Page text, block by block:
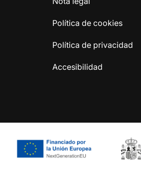
Política de cookies
Política de privacidad
Accesibilidad